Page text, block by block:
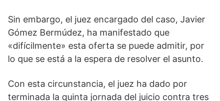
Sin embargo, el juez encargado del caso, Javier
Gómez Bermúdez, ha manifestado que
«difícilmente» esta oferta se puede admitir, por
lo que se está a la espera de resolver el asunto.
Con esta circunstancia, el juez ha dado por
terminada la quinta jornada del juicio contra tres